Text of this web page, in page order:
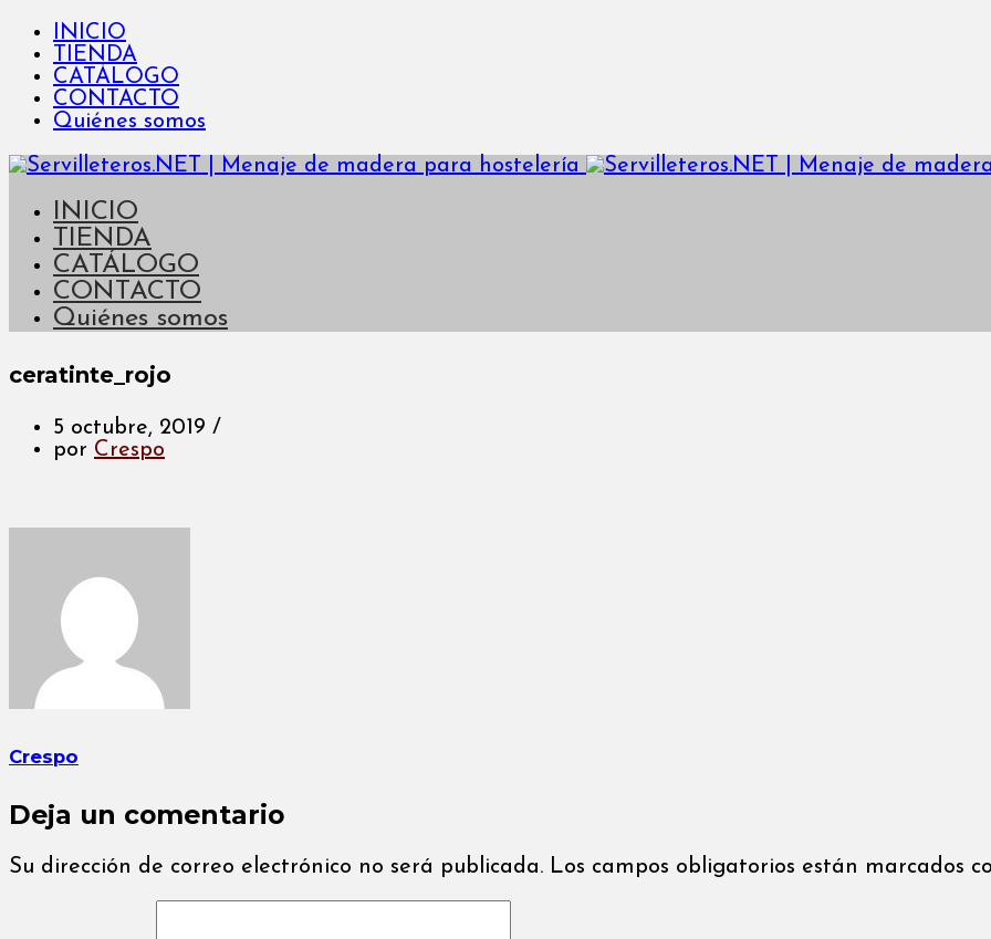
INICIO
TIENDA
CATÁLOGO
CONTACTO
Quiénes somos
INICIO
TIENDA
CATÁLOGO
CONTACTO
Quiénes somos
ceratinte_rojo
5 octubre, 2019 /
por Crespo
Crespo
Deja un comentario
Su dirección de correo electrónico no será publicada. Los campos obligatorios están marcados